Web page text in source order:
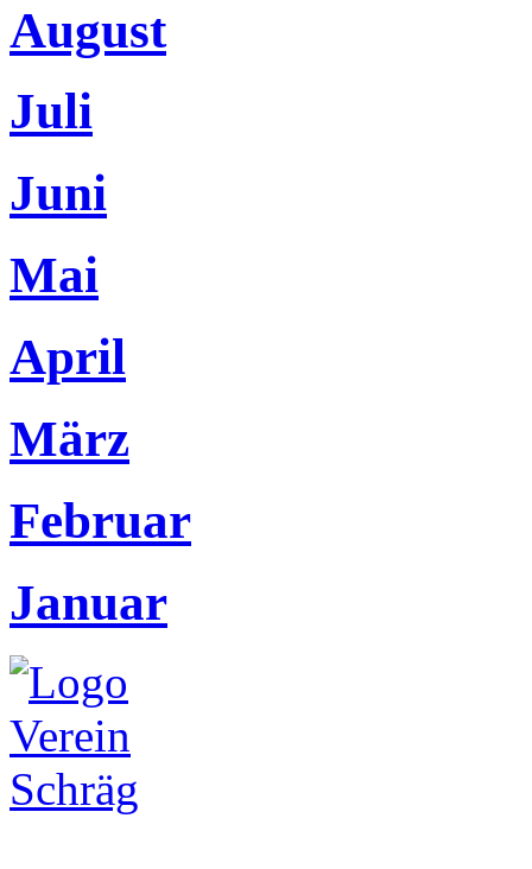
August
Juli
Juni
Mai
April
März
Februar
Januar